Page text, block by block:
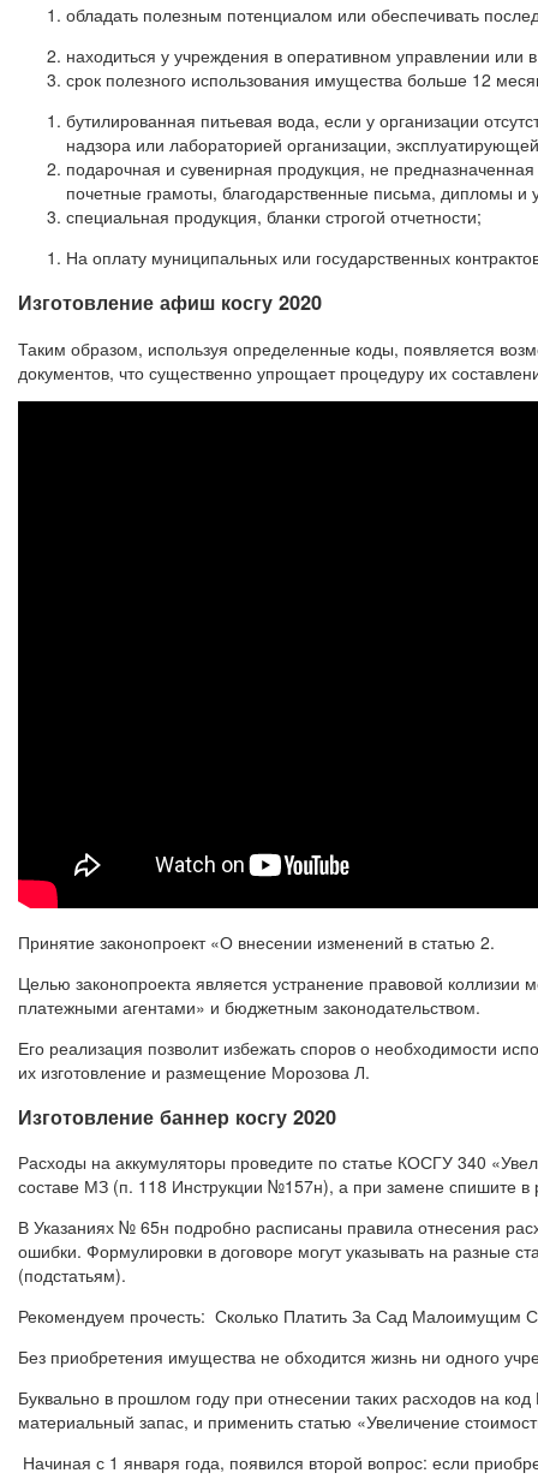
обладать полезным потенциалом или обеспечивать
находиться у учреждения в оперативном управлении или
срок полезного использования имущества больше 12
бутилированная питьевая вода, если у организации
надзора или лабораторией организации,
подарочная и сувенирная продукция, не
почетные грамоты, благодарственные письма, дипломы и
специальная продукция, бланки строгой отчетности;
На оплату муниципальных или государственных
Изготовление афиш косгу 2020
Таким образом, используя определенные коды, появляется
документов, что существенно упрощает процедуру их
Принятие законопроект «О внесении изменений в статью 2.
Целью законопроекта является устранение правовой
платежными агентами» и бюджетным законодательством.
Его реализация позволит избежать споров о необходимости
их изготовление и размещение Морозова Л.
Изготовление баннер косгу 2020
Расходы на аккумуляторы проведите по статье КОСГУ 340
составе МЗ (п. 118 Инструкции №157н), а при замене спишите в
В Указаниях № 65н подробно расписаны правила отнесения
ошибки. Формулировки в договоре могут указывать на разные
(подстатьям).
Рекомендуем прочесть: Сколько Платить За Сад Малоимущим
Без приобретения имущества не обходится жизнь ни одного
Буквально в прошлом году при отнесении таких расходов на
материальный запас, и применить статью «Увеличение
Начиная с 1 января года, появился второй вопрос: если